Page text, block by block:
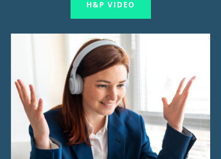
H&P VIDEO